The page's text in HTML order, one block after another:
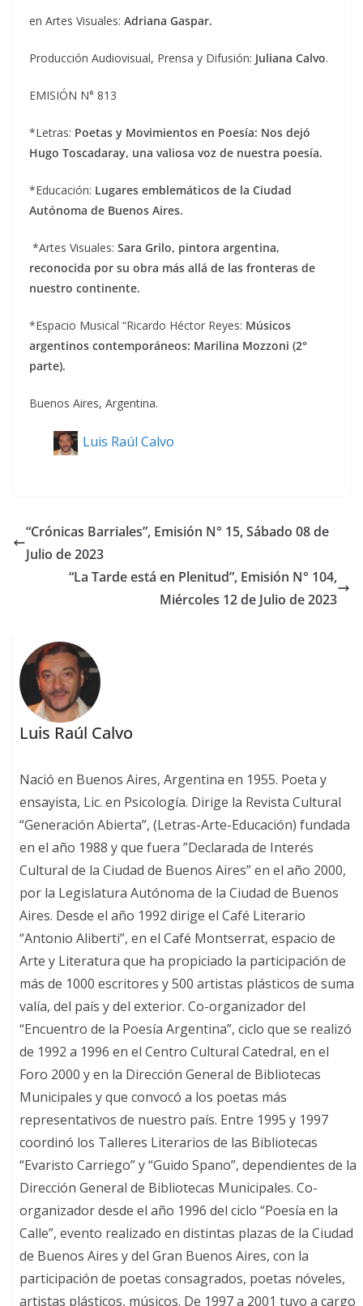
en Artes Visuales: Adriana Gaspar.
Producción Audiovisual, Prensa y Difusión: Juliana Calvo.
EMISIÓN N° 813
*Letras: Poetas y Movimientos en Poesía: Nos dejó
Hugo Toscadaray, una valiosa voz de nuestra poesía.
*Educación: Lugares emblemáticos de la Ciudad
Autónoma de Buenos Aires.
*Artes Visuales: Sara Grilo, pintora argentina,
reconocida por su obra más allá de las fronteras de
nuestro continente.
*Espacio Musical “Ricardo Héctor Reyes: Músicos
argentinos contemporáneos: Marilina Mozzoni (2°
parte).
Buenos Aires, Argentina.
Luis Raúl Calvo
“Crónicas Barriales”, Emisión N° 15, Sábado 08 de
Julio de 2023
“La Tarde está en Plenitud”, Emisión N° 104,
Miércoles 12 de Julio de 2023
Luis Raúl Calvo
Nació en Buenos Aires, Argentina en 1955. Poeta y
ensayista, Lic. en Psicología. Dirige la Revista Cultural
“Generación Abierta”, (Letras-Arte-Educación) fundada
en el año 1988 y que fuera ”Declarada de Interés
Cultural de la Ciudad de Buenos Aires” en el año 2000,
por la Legislatura Autónoma de la Ciudad de Buenos
Aires. Desde el año 1992 dirige el Café Literario
“Antonio Aliberti”, en el Café Montserrat, espacio de
Arte y Literatura que ha propiciado la participación de
más de 1000 escritores y 500 artistas plásticos de suma
valía, del país y del exterior. Co-organizador del
“Encuentro de la Poesía Argentina”, ciclo que se realizó
de 1992 a 1996 en el Centro Cultural Catedral, en el
Foro 2000 y en la Dirección General de Bibliotecas
Municipales y que convocó a los poetas más
representativos de nuestro país. Entre 1995 y 1997
coordinó los Talleres Literarios de las Bibliotecas
“Evaristo Carriego” y “Guido Spano”, dependientes de la
Dirección General de Bibliotecas Municipales. Co-
organizador desde el año 1996 del ciclo “Poesía en la
Calle”, evento realizado en distintas plazas de la Ciudad
de Buenos Aires y del Gran Buenos Aires, con la
participación de poetas consagrados, poetas nóveles,
artistas plásticos, músicos. De 1997 a 2001 tuvo a cargo